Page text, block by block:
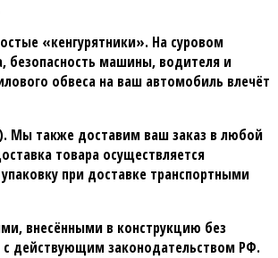
«кенгурятники». На суровом
безопасность машины, водителя и
обвеса на ваш автомобиль влечёт
). Мы также доставим ваш заказ в любой
товара осуществляется
при доставке транспортными
внесёнными в конструкцию без
с действующим законодательством РФ.